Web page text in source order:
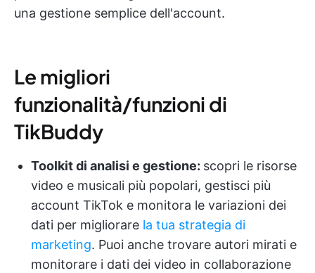
una gestione semplice dell'account.
Le migliori
funzionalità/funzioni di
TikBuddy
Toolkit di analisi e gestione: scopri le risorse
video e musicali più popolari, gestisci più
account TikTok e monitora le variazioni dei
dati per migliorare la tua strategia di
marketing. Puoi anche trovare autori mirati e
monitorare i dati dei video in collaborazione